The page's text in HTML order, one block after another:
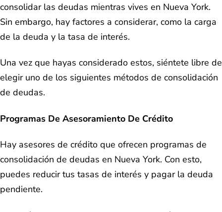
consolidar las deudas mientras vives en Nueva York.
Sin embargo, hay factores a considerar, como la carga
de la deuda y la tasa de interés.
Una vez que hayas considerado estos, siéntete libre de
elegir uno de los siguientes métodos de consolidación
de deudas.
Programas De Asesoramiento De Crédito
Hay asesores de crédito que ofrecen programas de
consolidación de deudas en Nueva York. Con esto,
puedes reducir tus tasas de interés y pagar la deuda
pendiente.